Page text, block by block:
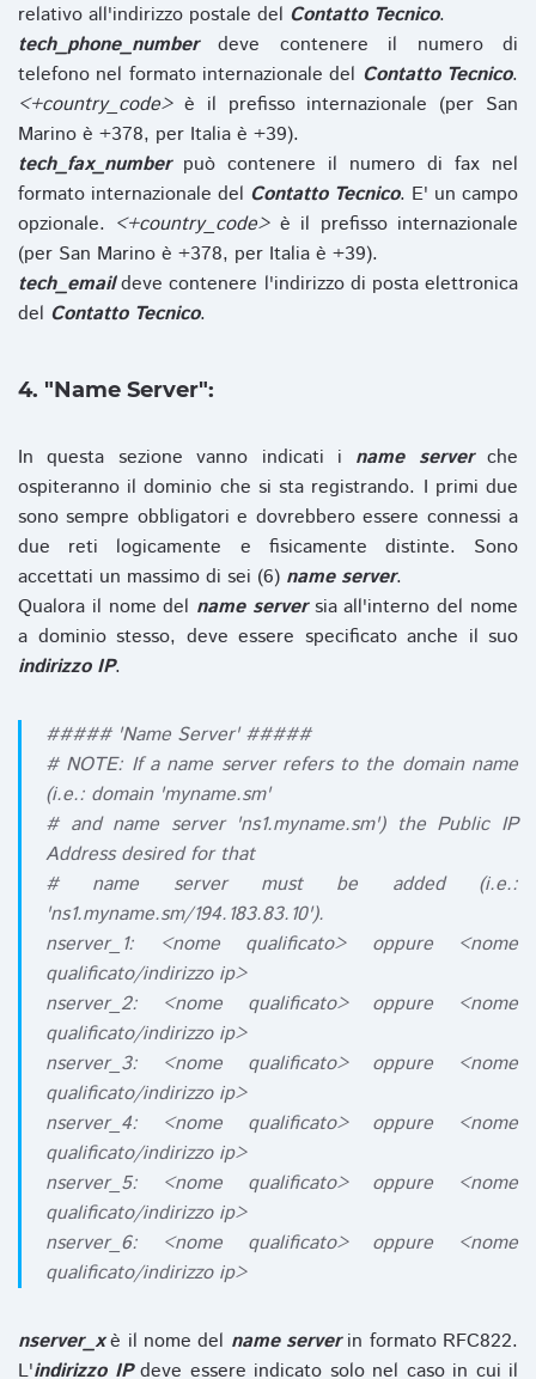
relativo all'indirizzo postale del Contatto Tecnico.
tech_phone_numberdeve contenere il numero di
telefono nel formato internazionale del Contatto Tecnico.
<+country_code>è il prefisso internazionale (per San
Marino è +378, per Italia è +39).
tech_fax_numberpuò contenere il numero di fax nel
formato internazionale del Contatto Tecnico. E' un campo
opzionale. <+country_code>è il prefisso internazionale
(per San Marino è +378, per Italia è +39).
tech_emaildeve contenere l'indirizzo di posta elettronica
del Contatto Tecnico.
4. "Name Server":
In questa sezione vanno indicati i name serverche
ospiteranno il dominio che si sta registrando. I primi due
sono sempre obbligatori e dovrebbero essere connessi a
due reti logicamente e fisicamente distinte. Sono
accettati un massimo di sei (6) name server.
Qualora il nome del name serversia all'interno del nome
a dominio stesso, deve essere specificato anche il suo
indirizzo IP.
##### 'Name Server' #####
# NOTE: If a name server refers to the domain name
(i.e.: domain 'myname.sm'
# and name server 'ns1.myname.sm') the Public IP
Address desired for that
# name server must be added (i.e.:
'ns1.myname.sm/194.183.83.10').
nserver_1: <nome qualificato> oppure <nome
qualificato/indirizzo ip>
nserver_2: <nome qualificato> oppure <nome
qualificato/indirizzo ip>
nserver_3: <nome qualificato> oppure <nome
qualificato/indirizzo ip>
nserver_4: <nome qualificato> oppure <nome
qualificato/indirizzo ip>
nserver_5: <nome qualificato> oppure <nome
qualificato/indirizzo ip>
nserver_6: <nome qualificato> oppure <nome
qualificato/indirizzo ip>
nserver_xè il nome del name serverin formato RFC822.
L'indirizzo IPdeve essere indicato solo nel caso in cui il